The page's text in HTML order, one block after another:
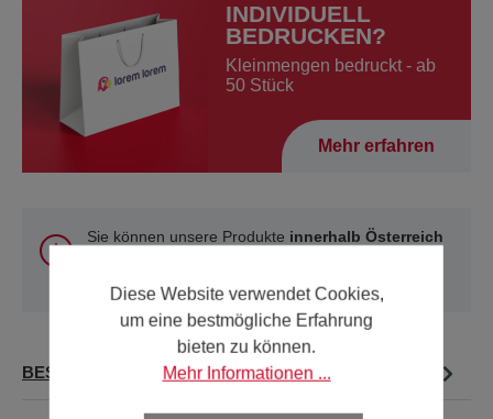
INDIVIDUELL
BEDRUCKEN?
Kleinmengen bedruckt - ab
50 Stück
Mehr erfahren
Sie können unsere Produkte innerhalb Österreich
Länder verwenden Sie bitte unsere
Kontakt-Seite
BESCHREIBUNG
Diese Website verwendet Cookies,
um eine bestmögliche Erfahrung
bieten zu können.
Mehr Informationen ...